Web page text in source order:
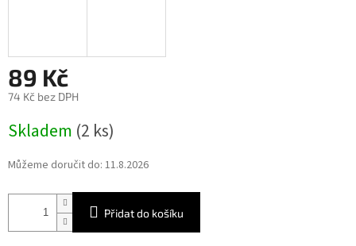
89 Kč
74 Kč bez DPH
cena:
Skladem (2 ks)
Můžeme doručit do: 11.8.2026
Přidat do košíku